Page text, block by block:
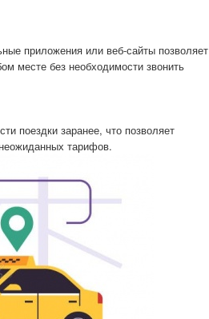
приложения или веб-сайты позволяет
месте без необходимости звонить
поездки заранее, что позволяет
тарифов.